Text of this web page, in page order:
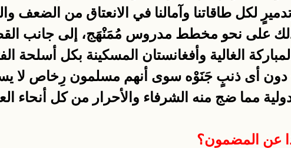
لكل طاقاتنا وآمالنا في الانعتاق من الضعف
ذلك على نحو مخطط مدروس مُمَنْهَج، إلى جانب
الغالية وأفغانستان المسكينة بكل أسلحة
دون أى ذنبٍ جَنَوْه سوى أنهم مسلمون رِخاص لا
مما ضج منه الشرفاء والأحرار من كل أنحاء
عن المضمون؟